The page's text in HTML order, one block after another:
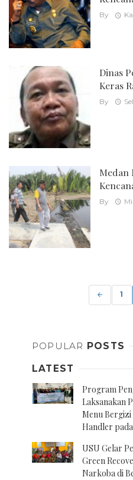
By
Dinas
Keras
By
Medan
By
1
POPULAR POSTS
LATEST
Program
Laksanakan
Menu Bergizi
Handler
USU Gelar
Green
Narkoba di